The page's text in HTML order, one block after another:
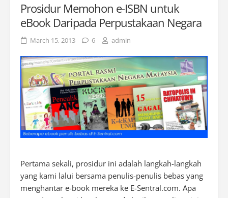
Prosidur Memohon e-ISBN untuk
eBook Daripada Perpustakaan Negara
March 15, 2013 6 admin
Pertama sekali, prosidur ini adalah langkah-langkah
yang kami lalui bersama penulis-penulis bebas yang
menghantar e-book mereka ke E-Sentral.com. Apa